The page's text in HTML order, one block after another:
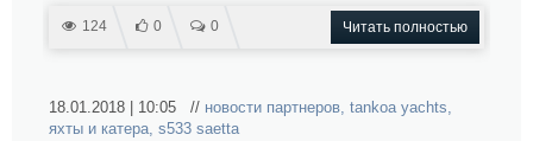
124 0 0 Читать полностью
18.01.2018 | 10:05 // новости партнеров, tankoa yachts,
яхты и катера, s533 saetta